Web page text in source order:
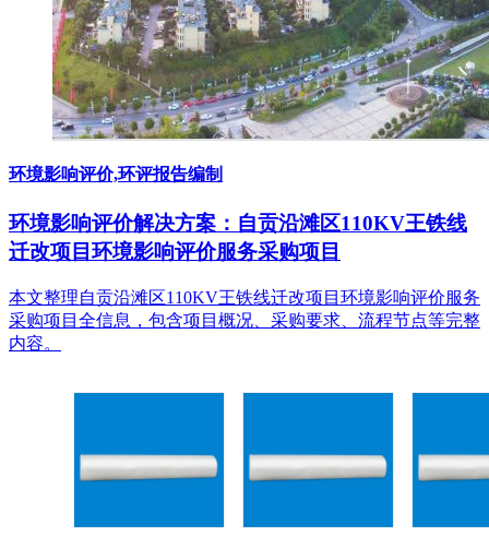
环境影响评价,环评报告编制
环境影响评价解决方案：自贡沿滩区110KV王铁线
迁改项目环境影响评价服务采购项目
本文整理自贡沿滩区110KV王铁线迁改项目环境影响评价服务
采购项目全信息，包含项目概况、采购要求、流程节点等完整
内容。